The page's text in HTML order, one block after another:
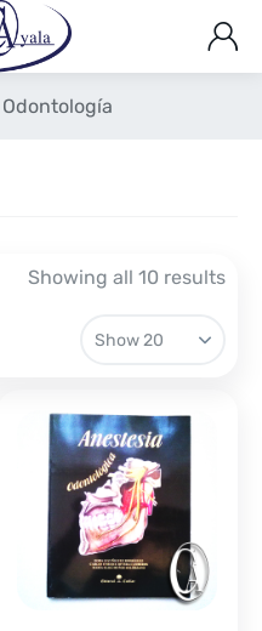
Odontología
Showing all 10 results